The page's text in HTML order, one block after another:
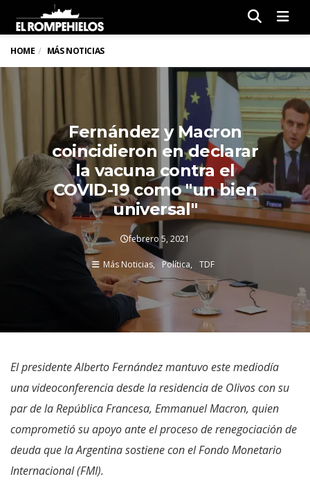
HOME MÁS NOTICIAS
Fernández y Macron
coincidieron en declarar
la vacuna contra el
COVID-19 como "un bien
universal"
febrero 5, 2021
Más Noticias Política TDF
El presidente Alberto Fernández mantuvo este mediodía
una videoconferencia desde la residencia de Olivos con su
par de la República Francesa, Emmanuel Macron, quien
comprometió su apoyo ante el proceso de renegociación de
deuda que la Argentina sostiene con el Fondo Monetario
Internacional (FMI).